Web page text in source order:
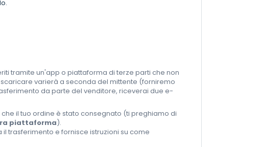
tramite un'app o piattaforma di terze parti che non
varierà a seconda del mittente (forniremo
da parte del venditore, riceverai due e-
il tuo ordine è stato consegnato (ti preghiamo di
piattaforma).
trasferimento e fornisce istruzioni su come